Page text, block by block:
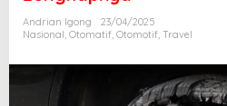
Andrian Igong
23/04/2025
Nasional, Otomatif, Otomotif, Travel